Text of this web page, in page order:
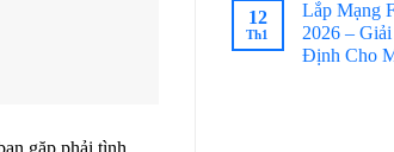
gặp phải tình
12
Th1
Lắp Mạng
2026 –
Định Cho